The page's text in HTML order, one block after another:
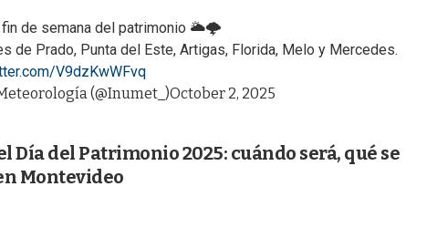
fin de semana del patrimonio 🌥🌩
Prado, Punta del Este, Artigas, Florida, Melo y Mercedes.
V9dzKwWFvq
(@Inumet_)October 2, 2025
Día del Patrimonio 2025: cuándo será, qué se
Montevideo